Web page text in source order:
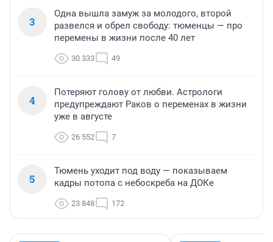
3
Одна вышла замуж за молодого, второй
развелся и обрел свободу: тюменцы — про
перемены в жизни после 40 лет
30 333 49
4
Потеряют голову от любви. Астрологи
предупреждают Раков о переменах в жизни
уже в августе
26 552 7
5
Тюмень уходит под воду — показываем
кадры потопа с небоскреба на ДОКе
23 848 172